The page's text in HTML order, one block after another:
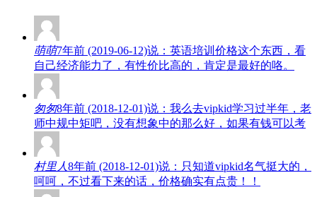
萌萌7年前 (2019-06-12)说：英语培训价格这个东西，看
自己经济能力了，有性价比高的，肯定是最好的咯。
匆匆8年前 (2018-12-01)说：我么去vipkid学习过半年，老
师中规中矩吧，没有想象中的那么好，如果有钱可以考
村里人8年前 (2018-12-01)说：只知道vipkid名气挺大的，
呵呵，不过看下来的话，价格确实有点贵！！